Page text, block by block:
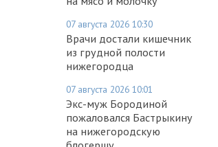
07 августа 2026 10:30
Врачи достали кишечник
из грудной полости
нижегородца
07 августа 2026 10:01
Экс-муж Бородиной
пожаловался Бастрыкину
на нижегородскую